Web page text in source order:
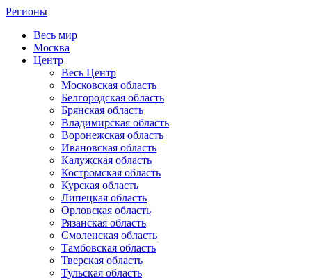
Регионы
Весь мир
Москва
Центр
Весь Центр
Московская область
Белгородская область
Брянская область
Владимирская область
Воронежская область
Ивановская область
Калужская область
Костромская область
Курская область
Липецкая область
Орловская область
Рязанская область
Смоленская область
Тамбовская область
Тверская область
Тульская область